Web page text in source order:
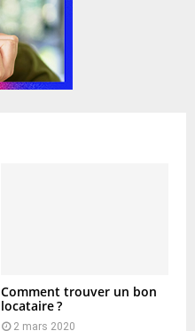
Comment trouver un bon
locataire ?
2 mars 2020